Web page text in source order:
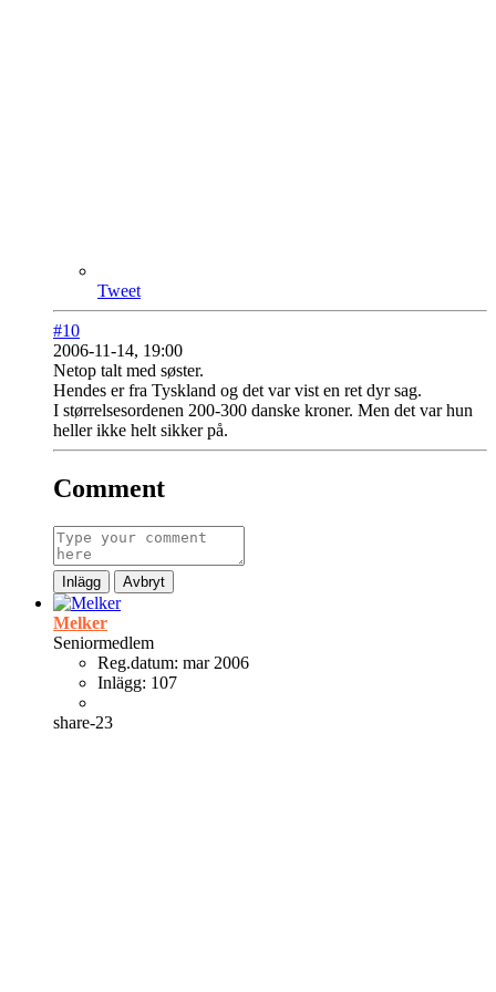
Tweet
#10
2006-11-14, 19:00
Netop talt med søster.
Hendes er fra Tyskland og det var vist en ret dyr sag.
I størrelsesordenen 200-300 danske kroner. Men det var hun
heller ikke helt sikker på.
Comment
Inlägg Avbryt
Melker
Seniormedlem
Reg.datum: mar 2006
Inlägg: 107
share-23